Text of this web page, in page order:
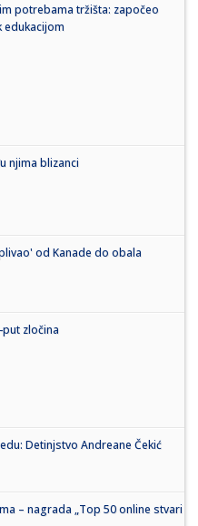
potrebama tržišta: započeo
edukacijom
njima blizanci
od Kanade do obala
zločina
Detinjstvo Andreane Čekić
– nagrada „Top 50 online stvari